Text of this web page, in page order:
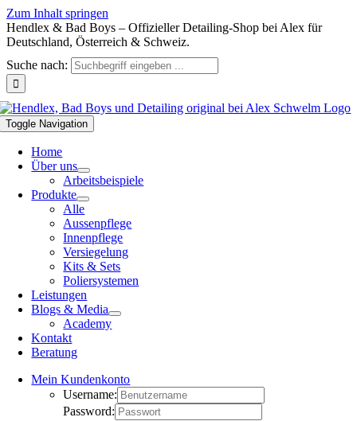
Zum Inhalt springen
Hendlex & Bad Boys – Offizieller Detailing-Shop bei Alex für
Deutschland, Österreich & Schweiz.
Suche nach:
Toggle Navigation
Home
Über uns
Arbeitsbeispiele
Produkte
Alle
Aussenpflege
Innenpflege
Versiegelung
Kits & Sets
Poliersystemen
Leistungen
Blogs & Media
Academy
Kontakt
Beratung
Mein Kundenkonto
Username:
Password: